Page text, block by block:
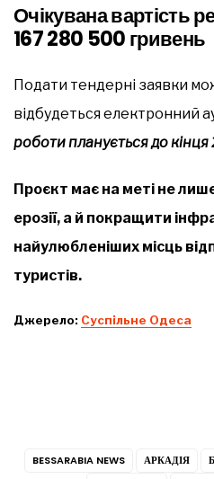
Очікувана вартість
167 280 500 гривень
Подати тендерні заявки
відбудеться електронний
роботи планується до
Проєкт має на меті не
ерозії, а й покращити
найулюбленіших місць
туристів.
Джерело: Суспільне Одеса
BESSARABIA NEWS АРКАДІЯ